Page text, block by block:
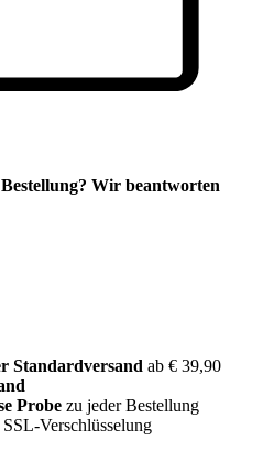
Wir beantworten
Standardversand ab € 39,90
Probe zu jeder Bestellung
Verschlüsselung